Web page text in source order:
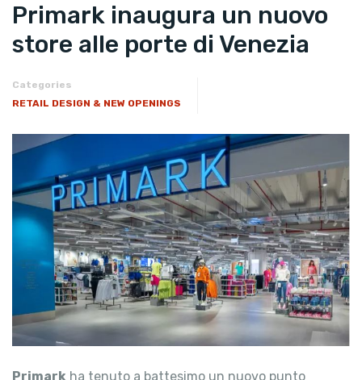
Primark inaugura un nuovo
store alle porte di Venezia
Categories
RETAIL DESIGN & NEW OPENINGS
Primark ha tenuto a battesimo un nuovo punto